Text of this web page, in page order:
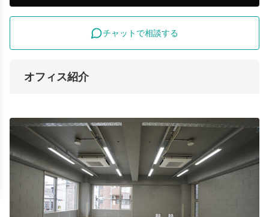
チャットで相談する
オフィス紹介